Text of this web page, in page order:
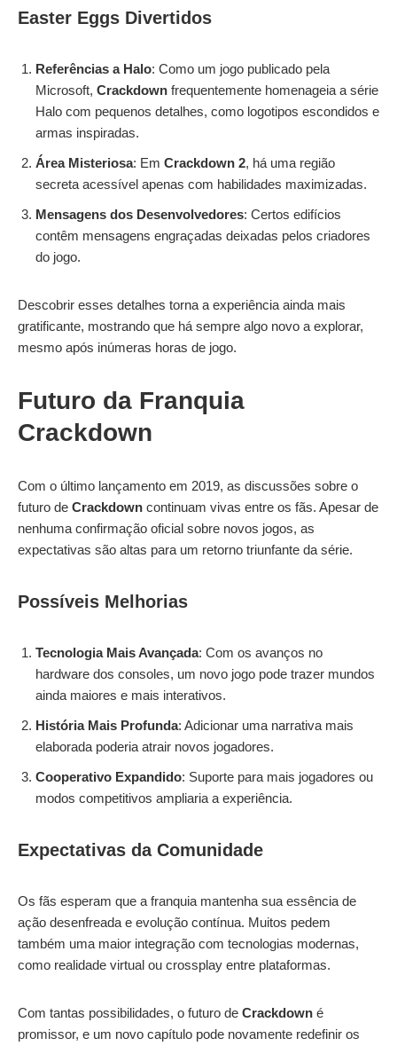
Easter Eggs Divertidos
Referências a Halo: Como um jogo publicado pela
Microsoft, Crackdown frequentemente homenageia a série
Halo com pequenos detalhes, como logotipos escondidos e
armas inspiradas.
Área Misteriosa: Em Crackdown 2, há uma região
secreta acessível apenas com habilidades maximizadas.
Mensagens dos Desenvolvedores: Certos edifícios
contêm mensagens engraçadas deixadas pelos criadores
do jogo.
Descobrir esses detalhes torna a experiência ainda mais
gratificante, mostrando que há sempre algo novo a explorar,
mesmo após inúmeras horas de jogo.
Futuro da Franquia
Crackdown
Com o último lançamento em 2019, as discussões sobre o
futuro de Crackdown continuam vivas entre os fãs. Apesar de
nenhuma confirmação oficial sobre novos jogos, as
expectativas são altas para um retorno triunfante da série.
Possíveis Melhorias
Tecnologia Mais Avançada: Com os avanços no
hardware dos consoles, um novo jogo pode trazer mundos
ainda maiores e mais interativos.
História Mais Profunda: Adicionar uma narrativa mais
elaborada poderia atrair novos jogadores.
Cooperativo Expandido: Suporte para mais jogadores ou
modos competitivos ampliaria a experiência.
Expectativas da Comunidade
Os fãs esperam que a franquia mantenha sua essência de
ação desenfreada e evolução contínua. Muitos pedem
também uma maior integração com tecnologias modernas,
como realidade virtual ou crossplay entre plataformas.
Com tantas possibilidades, o futuro de Crackdown é
promissor, e um novo capítulo pode novamente redefinir os